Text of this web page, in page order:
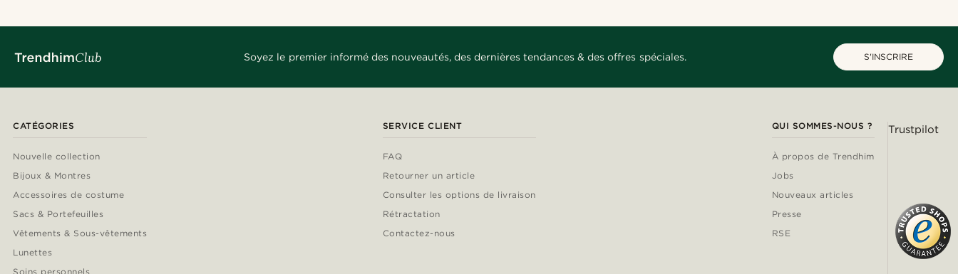
Soyez le premier informé des nouveautés, des dernières tendances & des offres spéciales. S'INSCRIRE
CATÉGORIES
Nouvelle collection
Bijoux & Montres
Accessoires de costume
Sacs & Portefeuilles
Vêtements & Sous-vêtements
Lunettes
Soins personnels
SERVICE CLIENT
FAQ
Retourner un article
Consulter les options de livraison
Rétractation
Contactez-nous
QUI SOMMES-NOUS ?
À propos de Trendhim
Jobs
Nouveaux articles
Presse
RSE
Trustpilot